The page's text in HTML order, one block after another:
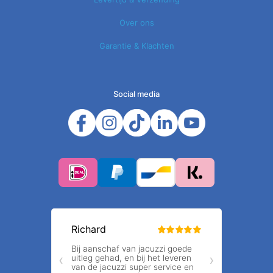
Over ons
Garantie & Klachten
Social media